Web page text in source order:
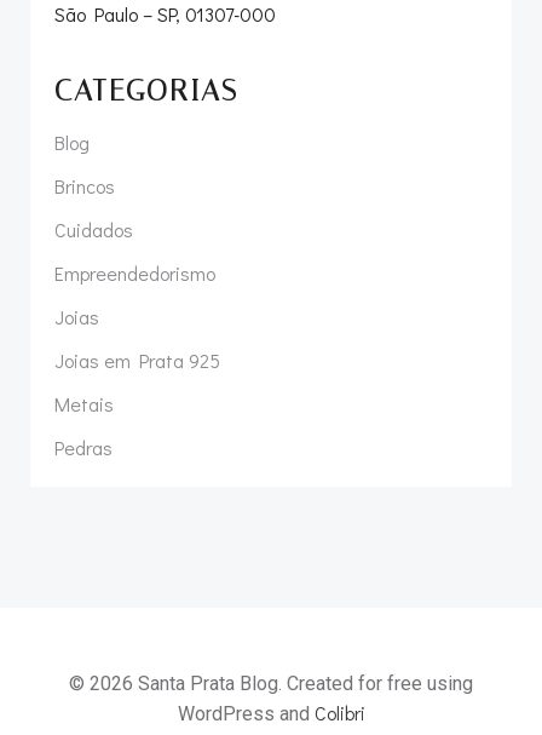
São Paulo – SP, 01307-000
CATEGORIAS
Blog
Brincos
Cuidados
Empreendedorismo
Joias
Joias em Prata 925
Metais
Pedras
© 2026 Santa Prata Blog. Created for free using
WordPress and Colibri